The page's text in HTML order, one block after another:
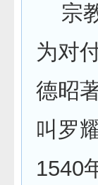
宗
为对
德昭
叫罗
1540